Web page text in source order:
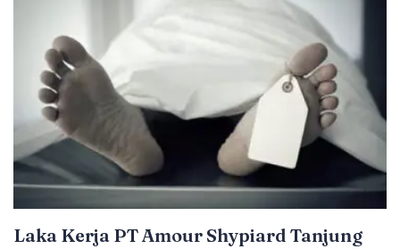
Laka Kerja PT Amour Shypiard Tanjung